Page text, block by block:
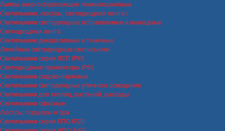
Лампы энергосберегающие люминисцентные
Светильники, люстры, светодиодная лента
Светильники светодиодные встраиваемые и накладные
Светодиодная лента
Светильники декоративные и точечные
Линейные светодиодные светильники
Светильники серии ЛСП IP65
Светодиодные прожекторы IP65
Светильники садово-парковые
Светильники светодиодные уличного освещения
Светильники для теплиц, растений, рассады
Светильники офисные
Люстры, торшеры и бра
Светильники серии ЛПО IP20